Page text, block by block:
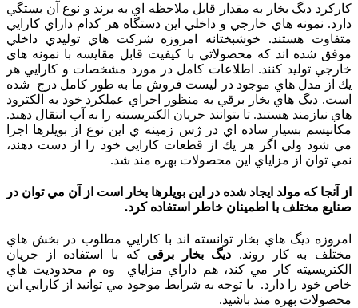
كاركرد ديگ بخار به مقدار قابل ملاحظه اي به برند و نوع آن بستگي
دارد. نمونه هاي خارجي و داخلي اين دستگاه هر كدام داراي كارايي
متفاوت هستند. خوشبختانه امروزه شركت هاي توليدي داخلي
موفق شده اند كه محصولاتي با كيفيت قابل مقايسه با نمونه هاي
خارجي توليد كنند. اطلاعات كامل در مورد مشخصات و كارايي هر
يك از مدل هاي موجود در ليست فروش ما به طور كامل درج شده
است. ديگ هاي بخار برقي به منظور اجراي عملكرد خود به الكترود
هاي نيازمند هستند. تا بتوانند جريان الكتريسيته را به آب انتقال دهند.
مكانيسم بسيار ساده اي در ژس زمينه ي اين نوع از بويلرها اجرا
مي شود ولي اگر هر يك از قطعات كارايي خود را از دست دهند،
نمي توان از مزاياي اين محصولات بهره مند شد.
از آنجا كه مولد ايجاد شده در اين بويلرها بخار است از آن مي توان در
صنايع مختلف با اطمينان خاطر استفاده كرد.
امروزه ديگ هاي بخار توانسته اند با كارايي مطلوب در بخش هاي
مختلف به كار روند. دیگ بخار برقی كه با استفاده از جريان
الكتريسيته كار مي كند، هم داراي مزاياي وه م محدوديت هاي
خاص خود را دارد. با توجه به شرايط موجود مي توانيد از كارايي اين
محصولات بهره مند باشيد.